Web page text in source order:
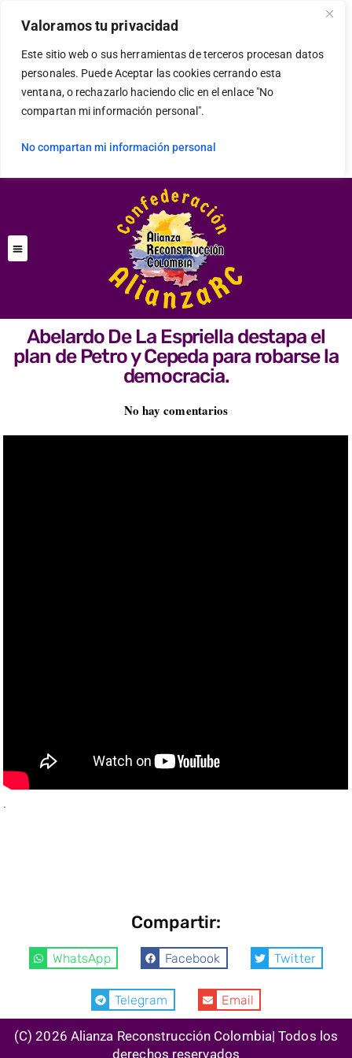
Valoramos tu privacidad
Este sitio web o sus herramientas de terceros procesan datos
personales. Puede Aceptar las cookies cerrando esta
ventana, o rechazarlo haciendo clic en el enlace "No
compartan mi información personal".
No compartan mi información personal
Abelardo De La Espriella destapa el
plan de Petro y Cepeda para robarse la
democracia.
No hay comentarios
.
Compartir:
WhatsApp Facebook Twitter
Telegram Email
(C) 2026 Alianza Reconstrucción Colombia| Todos los
derechos reservados